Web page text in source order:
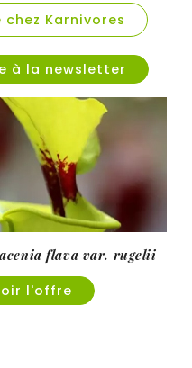
chez Karnivores
à la newsletter
flava var. rugelii
l'offre